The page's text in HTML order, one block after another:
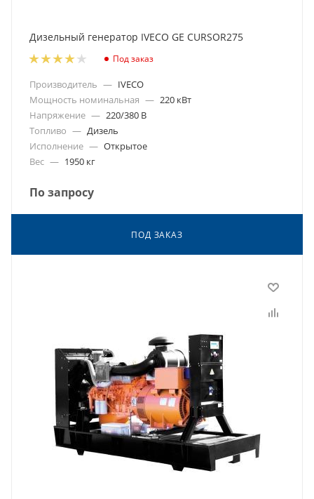
Дизельный генератор IVECO GE CURSOR275
Под заказ
Производитель — IVECO
Мощность номинальная — 220 кВт
Напряжение — 220/380 В
Топливо — Дизель
Исполнение — Открытое
Вес — 1950 кг
По запросу
ПОД ЗАКАЗ